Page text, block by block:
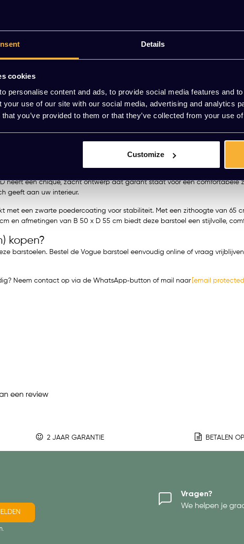
Details
cookies
personalise content and ads, to provide social media features and
your use of our site with our social media, advertising and analytics
you’ve provided to them or that they’ve collected from your use
Customize
met functionaliteit en is de ideale zitoplossing voor semi-hoge
heeft een chique, zacht ontwerp dat garant staat voor een comfortabele
geeft aan uw interieur.
met een zwarte poedercoating voor stabiliteit. Met een zithoogte van 65
en afmetingen van B 50 x D 55 cm biedt deze barstoel een stijlvolle,
kopen?
barstoelen. Bestel de Vogue barstoel eenvoudig online of vraag
Neem contact op via de WhatsApp‑button of mail naar [email protected]
een review
2 JAAR GARANTIE BETALEN
Vragen?
We helpen je